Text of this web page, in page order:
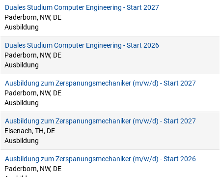
Duales Studium Computer Engineering - Start 2027
Paderborn, NW, DE
Ausbildung
Duales Studium Computer Engineering - Start 2026
Paderborn, NW, DE
Ausbildung
Ausbildung zum Zerspanungsmechaniker (m/w/d) - Start 2027
Paderborn, NW, DE
Ausbildung
Ausbildung zum Zerspanungsmechaniker (m/w/d) - Start 2027
Eisenach, TH, DE
Ausbildung
Ausbildung zum Zerspanungsmechaniker (m/w/d) - Start 2026
Paderborn, NW, DE